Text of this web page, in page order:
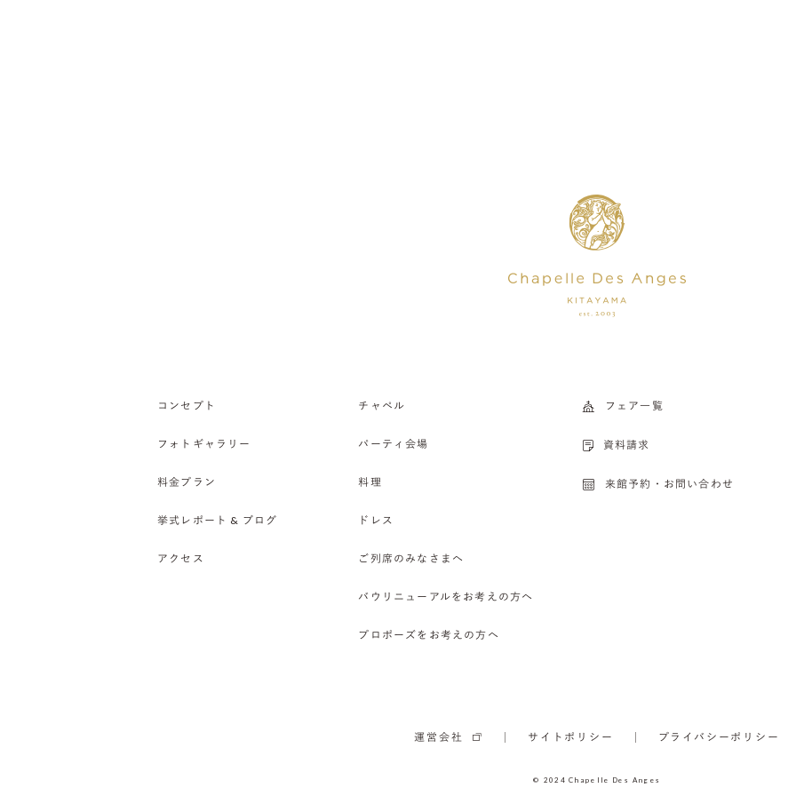
コンセプト
フォトギャラリー
料金プラン
挙式レポート & ブログ
アクセス
チャペル
パーティ会場
料理
ドレス
ご列席のみなさまへ
バウリニューアルをお考えの方へ
プロポーズをお考えの方へ
フェア一覧
資料請求
来館予約・お問い合わせ
運営会社 サイトポリシー プライバシーポリシー
© 2024 Chapelle Des Anges